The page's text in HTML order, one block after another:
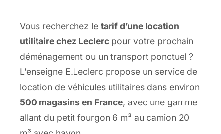
Vous recherchez le tarif d’une location
utilitaire chez Leclerc pour votre prochain
déménagement ou un transport ponctuel ?
L’enseigne E.Leclerc propose un service de
location de véhicules utilitaires dans environ
500 magasins en France, avec une gamme
allant du petit fourgon 6 m³ au camion 20